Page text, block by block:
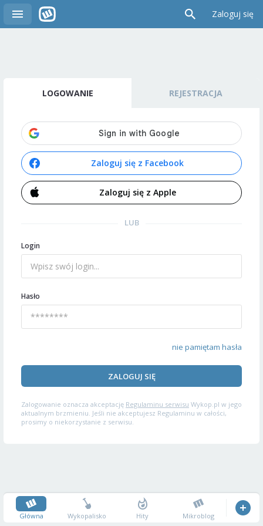
Zaloguj się
LOGOWANIE REJESTRACJA
Zaloguj się z Facebook
Zaloguj się z Apple
LUB
Login
Hasło
nie pamiętam hasła
ZALOGUJ SIĘ
Zalogowanie oznacza akceptację Regulaminu serwisu Wykop.pl w jego
aktualnym brzmieniu. Jeśli nie akceptujesz Regulaminu w całości,
prosimy o niekorzystanie z serwisu.
Główna Wykopalisko Hity Mikroblog